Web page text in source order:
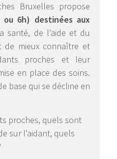
Bruxelles propose
ou 6h) destinées aux
santé, de l’aide et du
mieux connaître et
proches et leur
en place des soins.
base qui se décline en
proches, quels sont
sur l’aidant, quels